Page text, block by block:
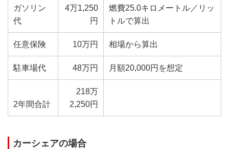
ガソリン
代
4万1,250
円
燃費25.0キロメートル／リッ
トルで算出
任意保険 10万円 相場から算出
駐車場代 48万円 月額20,000円を想定
2年間合計
218万
2,250円
カーシェアの場合